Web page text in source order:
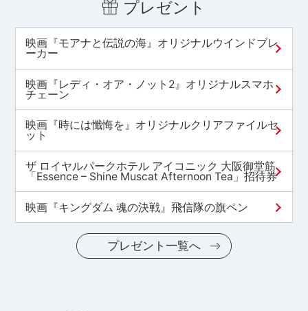
プレゼント
映画『モアナと伝説の海』オリジナルウインドブレ
ーカー
映画『レディ・オア・ノット2』オリジナルスマホ
チェーン
映画『時には懺悔を』オリジナルクリアファイルセ
ット
ザ ロイヤルパークホテル アイコニック 大阪御堂筋
「Essence – Shine Muscat Afternoon Tea」招待券
映画『キングダム 魂の決戦』飛信隊の旗ペン
プレゼント一覧へ